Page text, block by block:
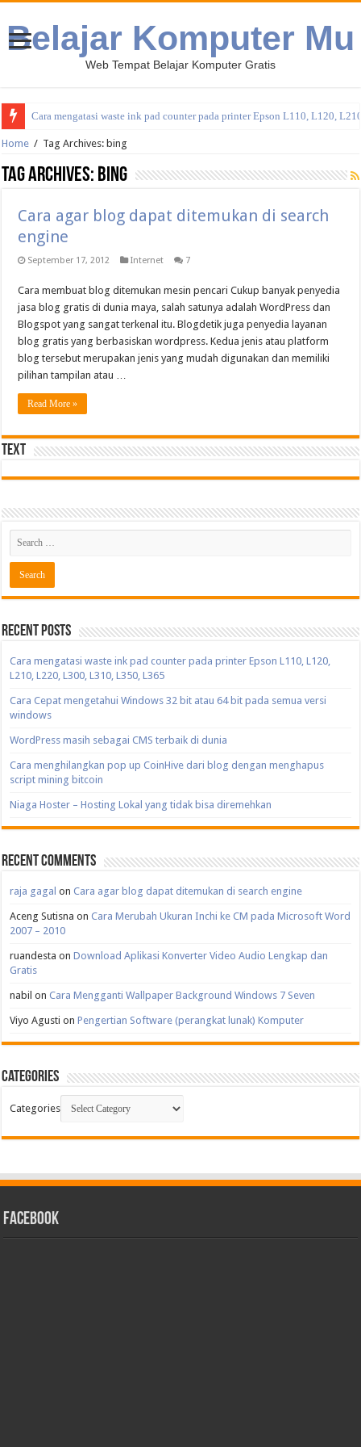
Belajar Komputer Mu
Web Tempat Belajar Komputer Gratis
Cara mengatasi waste ink pad counter pada printer Epson L110, L120,
Home / Tag Archives: bing
Tag Archives: bing
Cara agar blog dapat ditemukan di search
engine
September 17, 2012 Internet 7
Cara membuat blog ditemukan mesin pencari Cukup banyak penyedia
jasa blog gratis di dunia maya, salah satunya adalah WordPress dan
Blogspot yang sangat terkenal itu. Blogdetik juga penyedia layanan
blog gratis yang berbasiskan wordpress. Kedua jenis atau platform
blog tersebut merupakan jenis yang mudah digunakan dan memiliki
pilihan tampilan atau …
Read More »
Text
Recent Posts
Cara mengatasi waste ink pad counter pada printer Epson L110, L120,
L210, L220, L300, L310, L350, L365
Cara Cepat mengetahui Windows 32 bit atau 64 bit pada semua versi
windows
WordPress masih sebagai CMS terbaik di dunia
Cara menghilangkan pop up CoinHive dari blog dengan menghapus
script mining bitcoin
Niaga Hoster – Hosting Lokal yang tidak bisa diremehkan
Recent Comments
raja gagal onCara agar blog dapat ditemukan di search engine
Aceng Sutisna onCara Merubah Ukuran Inchi ke CM pada Microsoft Word
2007 – 2010
ruandesta onDownload Aplikasi Konverter Video Audio Lengkap dan
Gratis
nabil onCara Mengganti Wallpaper Background Windows 7 Seven
Viyo Agusti onPengertian Software (perangkat lunak) Komputer
Categories
Categories
facebook